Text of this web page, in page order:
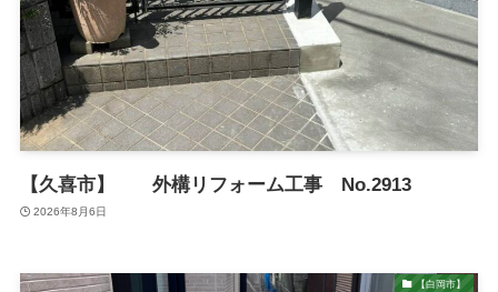
【久喜市】 外構リフォーム工事 No.2913
2026年8月6日
【白岡市】